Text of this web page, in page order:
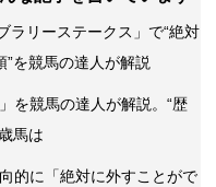
リーステークス」で“絶対
”を競馬の達人が解説
を競馬の達人が解説。“歴
馬は
的に「絶対に外すことがで